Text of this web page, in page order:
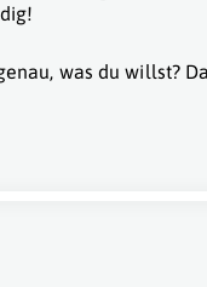
was du willst?